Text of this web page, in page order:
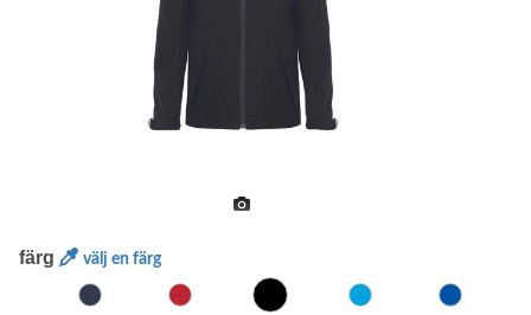
färg välj en färg